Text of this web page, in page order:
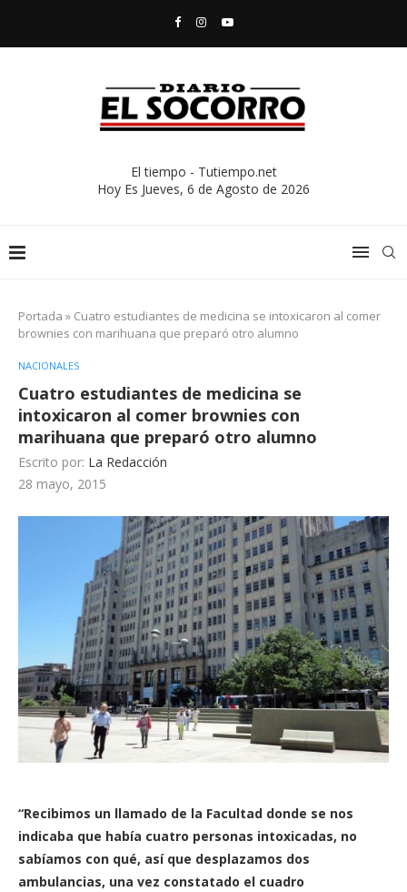
El tiempo - Tutiempo.net
Hoy Es Jueves, 6 de Agosto de 2026
Portada » Cuatro estudiantes de medicina se intoxicaron al comer
brownies con marihuana que preparó otro alumno
NACIONALES
Cuatro estudiantes de medicina se
intoxicaron al comer brownies con
marihuana que preparó otro alumno
Escrito por: La Redacción
28 mayo, 2015
“Recibimos un llamado de la Facultad donde se nos
indicaba que había cuatro personas intoxicadas, no
sabíamos con qué, así que desplazamos dos
ambulancias, una vez constatado el cuadro